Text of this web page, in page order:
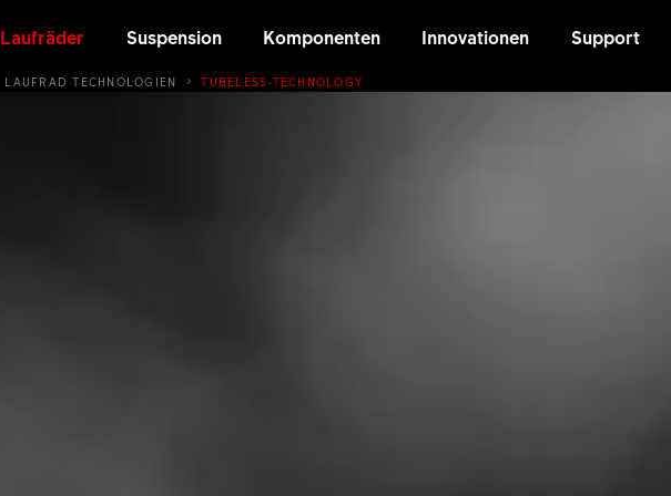
Laufräder Suspension Komponenten Innovationen Support
LAUFRAD TECHNOLOGIEN TUBELESS-TECHNOLOGY